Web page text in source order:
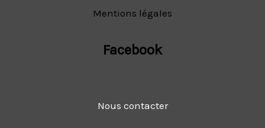
Mentions légales
Facebook
Nous contacter